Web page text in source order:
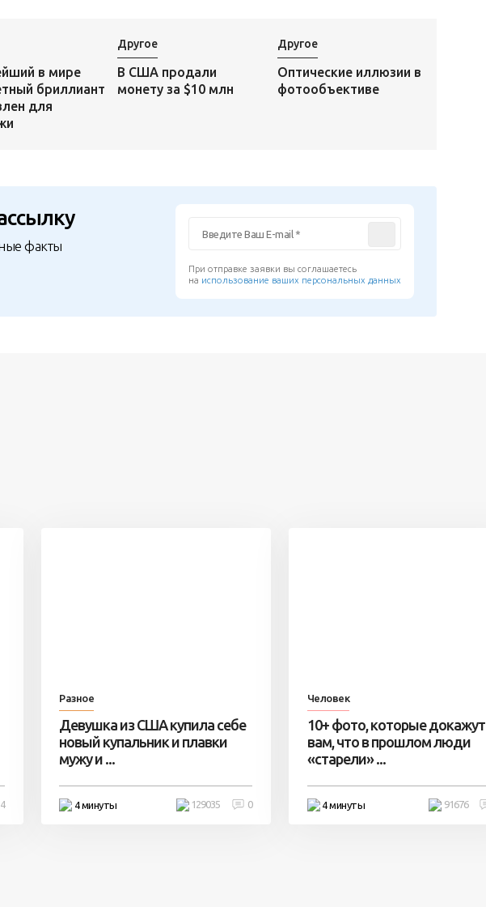
в мире
бриллиант
для
Другое
В США продали
монету за $10 млн
Другое
Оптические иллюзии в
фотообъективе
факты
При отправке заявки вы соглашаетесь
на использование ваших персональных данных
4
Разное
Девушка из США купила себе
новый купальник и плавки
мужу и ...
4 минуты 0
129035
Человек
10+ фото, которые докажут
вам, что в прошлом люди
«старели» ...
4 минуты 91676